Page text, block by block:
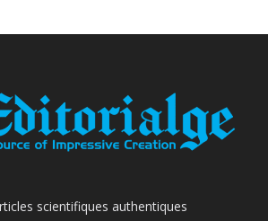
scientifiques authentiques